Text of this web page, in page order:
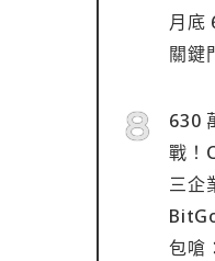
月底
關鍵
630
戰！
三企
包嗆